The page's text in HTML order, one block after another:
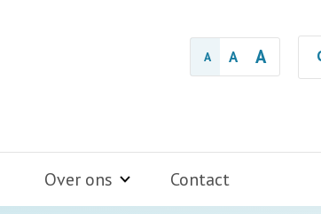
A A A
Over ons Contact